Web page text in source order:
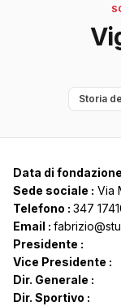
Storia
Data di
Sede sociale : Via
Telefono : 347
Email :
Presidente :
Vice Presidente :
Dir. Generale :
Dir. Sportivo :